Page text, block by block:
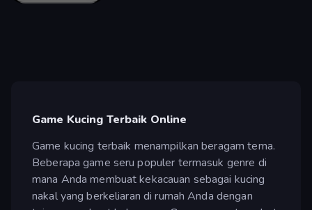
Game Kucing Terbaik Online
Game kucing terbaik menampilkan beragam tema.
Beberapa game seru populer termasuk genre di
mana Anda membuat kekacauan sebagai kucing
nakal yang berkeliaran di rumah Anda dengan